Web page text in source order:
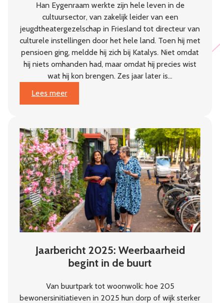
Han Eygenraam werkte zijn hele leven in de
cultuursector, van zakelijk leider van een
jeugdtheatergezelschap in Friesland tot directeur van
culturele instellingen door het hele land. Toen hij met
pensioen ging, meldde hij zich bij Katalys. Niet omdat
hij niets omhanden had, maar omdat hij precies wist
wat hij kon brengen. Zes jaar later is…
Lees meer
:
‘Je
geloven
in
de
initiatiefnemers’
Jaarbericht 2025: Weerbaarheid
begint in de buurt
Van buurtpark tot woonwolk: hoe 205
bewonersinitiatieven in 2025 hun dorp of wijk sterker